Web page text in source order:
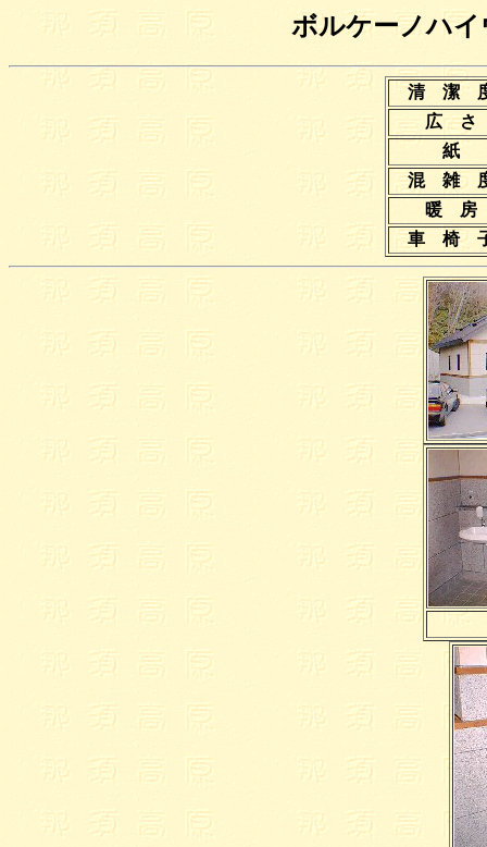
ボルケーノハ
清 潔
広
混 雑
暖
車 椅